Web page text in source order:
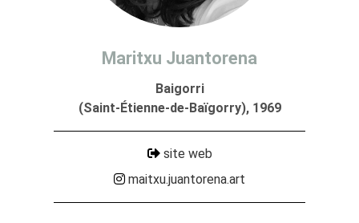
Maritxu Juantorena
Baigorri
(Saint-Étienne-de-Baïgorry), 1969
site web
maitxu.juantorena.art